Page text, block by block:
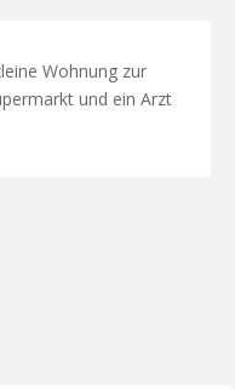
Wohnung zur
und ein Arzt